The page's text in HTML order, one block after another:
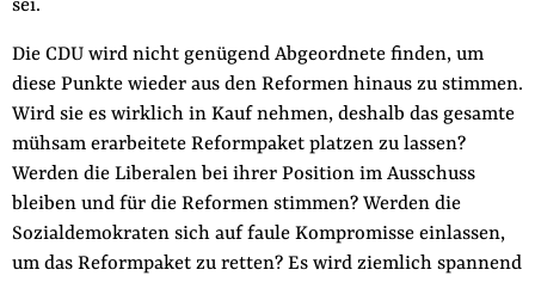
sei.
Die CDU wird nicht genügend Abgeordnete finden, um
diese Punkte wieder aus den Reformen hinaus zu stimmen.
Wird sie es wirklich in Kauf nehmen, deshalb das gesamte
mühsam erarbeitete Reformpaket platzen zu lassen?
Werden die Liberalen bei ihrer Position im Ausschuss
bleiben und für die Reformen stimmen? Werden die
Sozialdemokraten sich auf faule Kompromisse einlassen,
um das Reformpaket zu retten? Es wird ziemlich spannend